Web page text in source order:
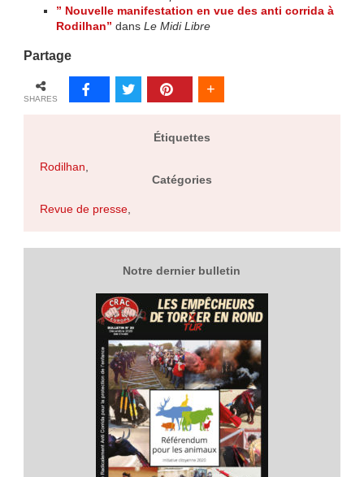
” Nouvelle manifestation en vue des anti corrida à
Rodilhan” dans Le Midi Libre
Partage
SHARES
Étiquettes
Rodilhan,
Catégories
Revue de presse,
Notre dernier bulletin